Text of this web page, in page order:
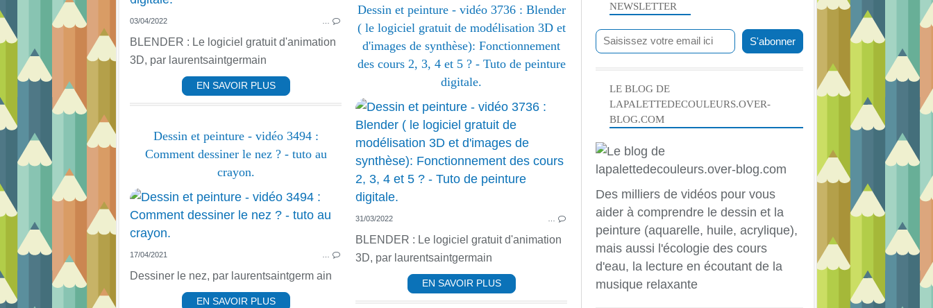
03/04/2022
BLENDER : Le logiciel gratuit d'animation
3D, par laurentsaintgermain
EN SAVOIR PLUS
Dessin et peinture - vidéo 3736 : Blender
( le logiciel gratuit de modélisation 3D et
d'images de synthèse): Fonctionnement
des cours 2, 3, 4 et 5 ? - Tuto de peinture
digitale.
DESSIN ANIMÉ
31/03/2022
BLENDER : Le logiciel gratuit d'animation
3D, par laurentsaintgermain
EN SAVOIR PLUS
Dessin et peinture - vidéo 3494 :
Comment dessiner le nez ? - tuto au
crayon.
PASTEL DESSIN ET FUSAIN
17/04/2021
Dessiner le nez, par laurentsaintgerm ain
EN SAVOIR PLUS
NEWSLETTER
LE BLOG DE
LAPALETTEDECOULEURS.OVER-
BLOG.COM
Des milliers de vidéos pour vous
aider à comprendre le dessin et la
peinture (aquarelle, huile, acrylique),
mais aussi l'écologie des cours
d'eau, la lecture en écoutant de la
musique relaxante